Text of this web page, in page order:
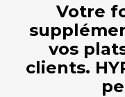
Votre
vos
clients.